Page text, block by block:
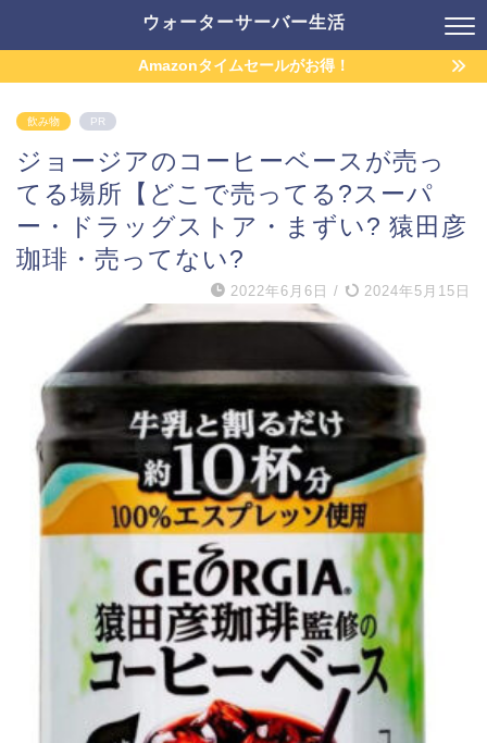
ウォーターサーバー生活
Amazonタイムセールがお得！
飲み物 PR
ジョージアのコーヒーベースが売っ
てる場所【どこで売ってる?スーパ
ー・ドラッグストア・まずい? 猿田彦
珈琲・売ってない?
2022年6月6日 / 2024年5月15日